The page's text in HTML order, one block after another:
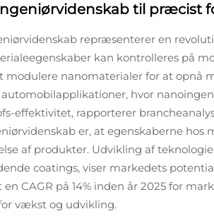
til præcist
repræsenterer en
kan kontrolleres på
modulere nanomaterialer for at opnå
hvor
effektivitet, rapporterer
er, at egenskaberne
af produkter. Udvikling af
coatings, viser markedets
en CAGR på 14% inden år 2025 for
vækst og udvikling.